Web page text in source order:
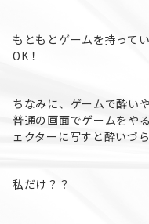
もともとゲームを持って
OK！
ちなみに、ゲームで酔い
普通の画面でゲームをや
ェクターに写すと酔いづ
私だけ？？